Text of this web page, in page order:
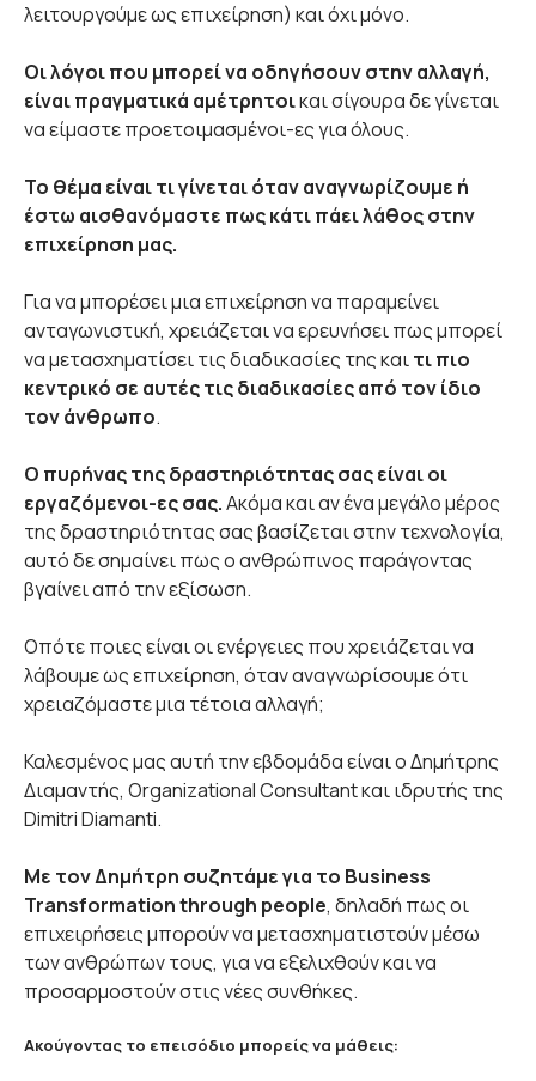
λειτουργούμε ως επιχείρηση) και όχι μόνο.
Οι λόγοι που μπορεί να οδηγήσουν στην αλλαγή,
είναι πραγματικά αμέτρητοικαι σίγουρα δε γίνεται
να είμαστε προετοιμασμένοι-ες για όλους.
Το θέμα είναι τι γίνεται όταν αναγνωρίζουμε ή
έστω αισθανόμαστε πως κάτι πάει λάθος στην
επιχείρηση μας.
Για να μπορέσει μια επιχείρηση να παραμείνει
ανταγωνιστική, χρειάζεται να ερευνήσει πως μπορεί
να μετασχηματίσει τις διαδικασίες της καιτι πιο
κεντρικό σε αυτές τις διαδικασίες από τον ίδιο
τον άνθρωπο.
Ο πυρήνας της δραστηριότητας σας είναι οι
εργαζόμενοι-ες σας.Ακόμα και αν ένα μεγάλο μέρος
της δραστηριότητας σας βασίζεται στην τεχνολογία,
αυτό δε σημαίνει πως ο ανθρώπινος παράγοντας
βγαίνει από την εξίσωση.
Οπότε ποιες είναι οι ενέργειες που χρειάζεται να
λάβουμε ως επιχείρηση, όταν αναγνωρίσουμε ότι
χρειαζόμαστε μια τέτοια αλλαγή;
Καλεσμένος μας αυτή την εβδομάδα είναι ο Δημήτρης
Διαμαντής, Organizational Consultant και ιδρυτής της
Dimitri Diamanti.
Με τον Δημήτρη συζητάμε για το Business
Transformation through people, δηλαδή πως οι
επιχειρήσεις μπορούν να μετασχηματιστούν μέσω
των ανθρώπων τους, για να εξελιχθούν και να
προσαρμοστούν στις νέες συνθήκες.
Ακούγοντας το επεισόδιο μπορείς να μάθεις: